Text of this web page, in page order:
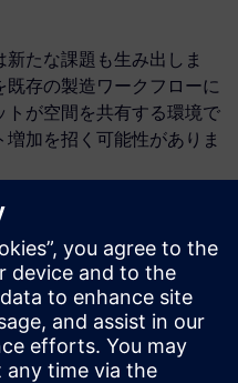
たな課題も生み出しま
存の製造ワークフローに
が空間を共有する環境で
加を招く可能性がありま
、このプロセスを加速し
現することで、実機を導
を予測し、ロボットの動
事前に特定できます。
確実にするシミュレーシ
資料をご覧ください。